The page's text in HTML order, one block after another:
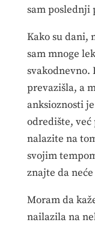
sam poslednji
Kako su dani,
sam mnoge
svakodnevno.
prevazišla, a
anksioznosti
odredište, već
nalazite na
svojim
znajte da
Moram da
nailazila na